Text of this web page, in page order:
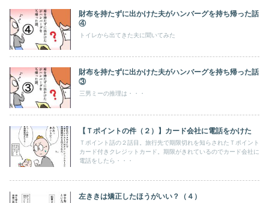
財布を持たずに出かけた夫がハンバーグを持ち帰った話
④
トイレから出てきた夫に聞いてみた
財布を持たずに出かけた夫がハンバーグを持ち帰った話
③
三男ミーの推理は・・・
【Ｔポイントの件（２）】カード会社に電話をかけた
Ｔポイント話の２話目。旅行先で期限切れを知らされたＴポイント
カード付きクレジットカード。期限がきれているのでカード会社に
電話をしたら・・・
左ききは矯正したほうがいい？（４）